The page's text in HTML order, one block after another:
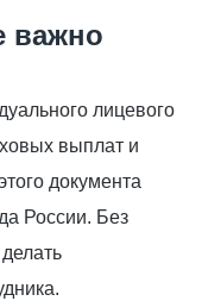
важно
лицевого
выплат и
документа
России. Без